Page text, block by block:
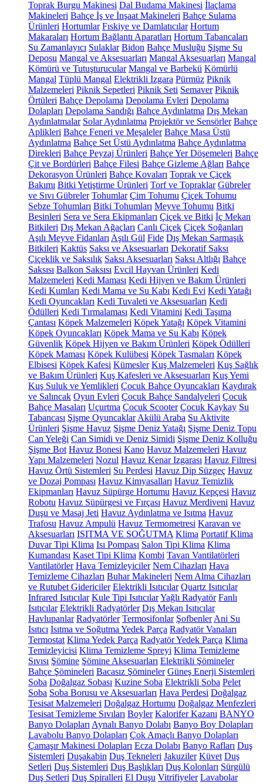
Toprak Burgu Makinesi Dal Budama Makinesi İlaçlama
Makineleri Bahçe İş ve İnşaat Makineleri Bahçe Sulama
Ürünleri Hortumlar Fıskiye ve Damlatıcılar Hortum
Makaraları Hortum Bağlantı Aparatları Hortum Tabancaları
Su Zamanlayıcı Sulaklar Bidon Bahçe Musluğu Şişme Su
Deposu Mangal ve Aksesuarları Mangal Aksesuarları Mangal
Kömürü ve Tutuşturucular Mangal ve Barbekü Kömürlü
Mangal Tüplü Mangal Elektrikli Izgara Pürmüz Piknik
Malzemeleri Piknik Sepetleri Piknik Seti Semaver Piknik
Örtüleri Bahçe Depolama Depolama Evleri Depolama
Dolapları Depolama Sandığı Bahçe Aydınlatma Dış Mekan
Aydınlatmalar Solar Aydınlatma Projektör ve Sensörler Bahçe
Aplikleri Bahçe Feneri ve Meşaleler Bahçe Masa Üstü
Aydınlatma Bahçe Set Üstü Aydınlatma Bahçe Aydınlatma
Direkleri Bahçe Peyzaj Ürünleri Bahçe Yer Döşemeleri Bahçe
Çit ve Bordürleri Bahçe Filesi Bahçe Gizleme Ağları Bahçe
Dekorasyon Ürünleri Bahçe Kovaları Toprak ve Çiçek
Bakımı Bitki Yetiştirme Ürünleri Torf ve Topraklar Gübreler
ve Sıvı Gübreler Tohumlar Çim Tohumu Çiçek Tohumu
Sebze Tohumları Bitki Tohumları Meyve Tohumu Bitki
Besinleri Sera ve Sera Ekipmanları Çiçek ve Bitki İç Mekan
Bitkileri Dış Mekan Ağaçları Canlı Çiçek Çiçek Soğanları
Aşılı Meyve Fidanları Aşılı Gül Fide Dış Mekan Sarmaşık
Bitkileri Kaktüs Saksı ve Aksesuarları Dekoratif Saksı
Çiçeklik ve Saksılık Saksı Aksesuarları Saksı Altlığı Bahçe
Saksısı Balkon Saksısı Evcil Hayvan Ürünleri Kedi
Malzemeleri Kedi Maması Kedi Hijyen ve Bakım Ürünleri
Kedi Kumları Kedi Mama ve Su Kabı Kedi Evi Kedi Yatağı
Kedi Oyuncakları Kedi Tuvaleti ve Aksesuarları Kedi
Ödülleri Kedi Tırmalaması Kedi Vitamini Kedi Taşıma
Çantası Köpek Malzemeleri Köpek Yatağı Köpek Vitamini
Köpek Oyuncakları Köpek Mama ve Su Kabı Köpek
Güvenlik Köpek Hijyen ve Bakım Ürünleri Köpek Ödülleri
Köpek Maması Köpek Kulübesi Köpek Tasmaları Köpek
Elbisesi Köpek Kafesi Kümesler Kuş Malzemeleri Kuş Sağlık
ve Bakım Ürünleri Kuş Kafesleri ve Aksesuarları Kuş Yemi
Kuş Suluk ve Yemlikleri Çocuk Bahçe Oyuncakları Kaydırak
ve Salıncak Oyun Evleri Çocuk Bahçe Sandalyeleri Çocuk
Bahçe Masaları Uçurtma Çocuk Scooter Çocuk Kaykay Su
Tabancası Şişme Oyuncaklar Akülü Araba Su Aktivite
Ürünleri Şişme Havuz Şişme Deniz Yatağı Şişme Deniz Topu
Can Yeleği Can Simidi ve Deniz Simidi Şişme Deniz Kolluğu
Şişme Bot Havuz Bonesi Kano Havuz Malzemeleri Havuz
Yapı Malzemeleri Nozul Havuz Kenar Izgarası Havuz Filtresi
Havuz Örtü Sistemleri Su Perdesi Havuz Dip Süzgeç Havuz
ve Dozaj Pompası Havuz Kimyasalları Havuz Temizlik
Ekipmanları Havuz Süpürge Hortumu Havuz Kepçesi Havuz
Robotu Havuz Süpürgesi ve Fırçası Havuz Merdiveni Havuz
Duşu ve Masaj Jeti Havuz Aydınlatma ve Isıtma Havuz
Trafosu Havuz Ampulü Havuz Termometresi Karavan ve
Aksesuarları ISITMA VE SOĞUTMA Klima Portatif Klima
Duvar Tipi Klima Isı Pompası Salon Tipi Klima Klima
Kumandası Kaset Tipi Klima Kombi Tavan Vantilatörleri
Vantilatörler Hava Temizleyiciler Nem Cihazları Hava
Temizleme Cihazları Buhar Makineleri Nem Alma Cihazları
ve Rutubet Gidericiler Elektrikli Isıtıcılar Quartz Isıtıcılar
Infrared Isıtıcılar Kule Tipi IsıtıcılarYağlı Radyatör Fanlı
Isıtıcılar Elektrikli Radyatörler Dış Mekan Isıtıcılar
Havlupanlar Radyatörler Termosifonlar Şofbenler Ani Su
Isıtıcı Isıtma ve Soğutma Yedek Parça Radyatör Vanaları
Termostat Klima Yedek Parça Radyatör Yedek Parça Klima
Temizleyicisi Klima Temizleme Spreyi Klima Temizleme
Sıvısı Şömine Şömine Aksesuarları Elektrikli Şömineler
Bahçe Şömineleri Bacasız Şömineler Güneş Enerji Sistemleri
Soba Doğalgaz Sobası Kuzine Soba Elektrikli Soba Pelet
Soba Soba Borusu ve Aksesuarları Hava Perdesi Doğalgaz
Tesisat Malzemeleri Doğalgaz Hortumu Doğalgaz Menfezleri
Tesisat Temizleme Sıvıları Boyler Kalorifer Kazanı BANYO
Banyo Dolapları Aynalı Banyo Dolabı Banyo Boy Dolapları
Lavabolu Banyo Dolapları Çok Amaçlı Banyo Dolapları
Çamaşır Makinesi Dolapları Ecza Dolabı Banyo Rafları Duş
Sistemleri Duşakabin Duş Tekneleri Jakuziler Küvet Duş
Setleri Duş Sistemleri Duş Başlıkları Duş Kolonları Sürgülü
Duş Setleri Duş Spiralleri El Duşu Vitrifiyeler Lavabolar